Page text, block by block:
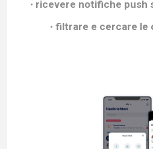
• ricevere notifiche push
• filtrare e cercare le